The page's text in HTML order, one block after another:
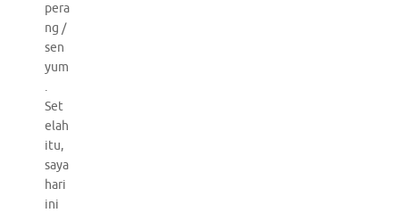
pera
ng /
sen
yum
.
Set
elah
itu,
saya
hari
ini